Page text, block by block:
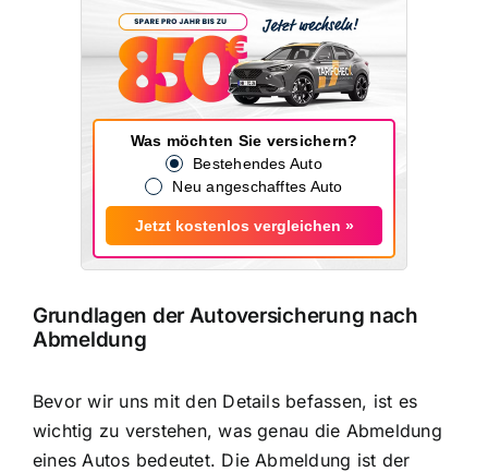
Was möchten Sie versichern?
Bestehendes Auto
Neu angeschafftes Auto
Jetzt kostenlos vergleichen »
Grundlagen der Autoversicherung nach
Abmeldung
Bevor wir uns mit den Details befassen, ist es
wichtig zu verstehen, was genau die Abmeldung
eines Autos bedeutet. Die Abmeldung ist der